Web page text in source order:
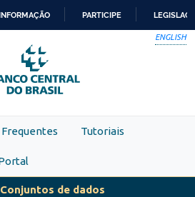
PARA
O
CONTEÚDO
PARTICIPE
ENGLISH
Tutoriais
Conjuntos de dados